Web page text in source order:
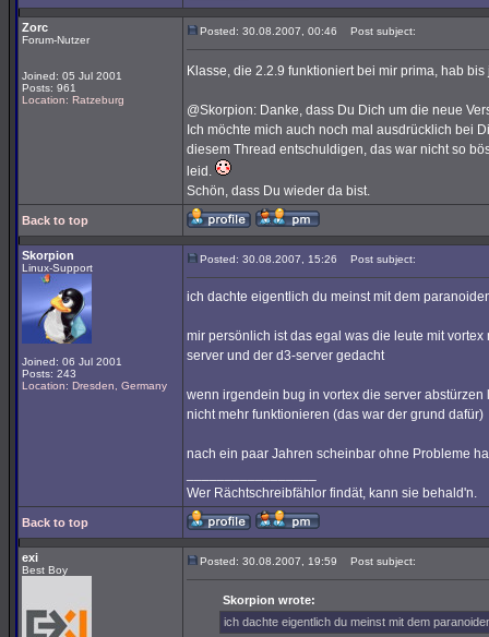
Zorc
Forum-Nutzer
Joined: 05 Jul 2001
Posts: 961
Location: Ratzeburg
Posted: 30.08.2007, 00:46 Post subject:
Klasse, die 2.2.9 funktioniert bei mir prima, hab
@Skorpion: Danke, dass Du Dich um die neue
Ich möchte mich auch noch mal ausdrücklich bei
diesem Thread entschuldigen, das war nicht so
leid.
Schön, dass Du wieder da bist.
Back to top
Skorpion
Linux-Support
Joined: 06 Jul 2001
Posts: 243
Location: Dresden, Germany
Posted: 30.08.2007, 15:26 Post subject:
ich dachte eigentlich du meinst mit dem
mir persönlich ist das egal was die leute mit
server und der d3-server gedacht
wenn irgendein bug in vortex die server
nicht mehr funktionieren (das war der grund dafür)
nach ein paar Jahren scheinbar ohne Probleme
Wer Rächtschreibfählor findät, kann sie behald'n.
Back to top
exi
Best Boy
Posted: 30.08.2007, 19:59 Post subject:
Skorpion wrote:
ich dachte eigentlich du meinst mit dem